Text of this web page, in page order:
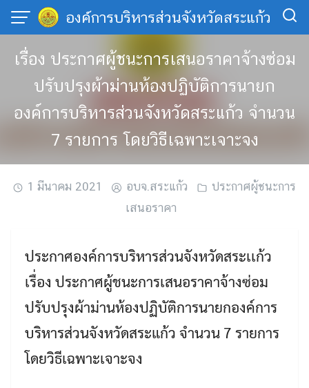
Skip
content
องค์การบริหารส่วนจังหวัดสระแก้ว
เรื่อง ประกาศผู้ชนะการเสนอราคาจ้างซ่อม
ปรับปรุงผ้าม่านห้องปฏิบัติการนายก
องค์การบริหารส่วนจังหวัดสระแก้ว จำนวน
7 รายการ โดยวิธีเฉพาะเจาะจง
1 มีนาคม 2021 อบจ.สระแก้ว
ประกาศผู้ชนะการ
เสนอราคา
ประกาศองค์การบริหารส่วนจังหวัดสระเเก้ว
เรื่อง ประกาศผู้ชนะการเสนอราคาจ้างซ่อม
ปรับปรุงผ้าม่านห้องปฏิบัติการนายกองค์การ
บริหารส่วนจังหวัดสระแก้ว จำนวน 7 รายการ
โดยวิธีเฉพาะเจาะจง